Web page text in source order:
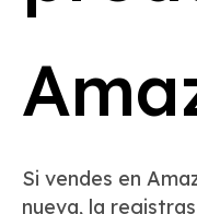
Si vendes en
nueva, la